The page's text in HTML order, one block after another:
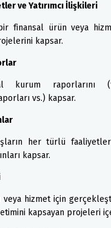
ve Yatırımcı İlişkileri
finansal ürün veya
kapsar.
kurum raporlarını
vs.) kapsar.
her türlü
kapsar.
veya hizmet için
kapsayan projeleri